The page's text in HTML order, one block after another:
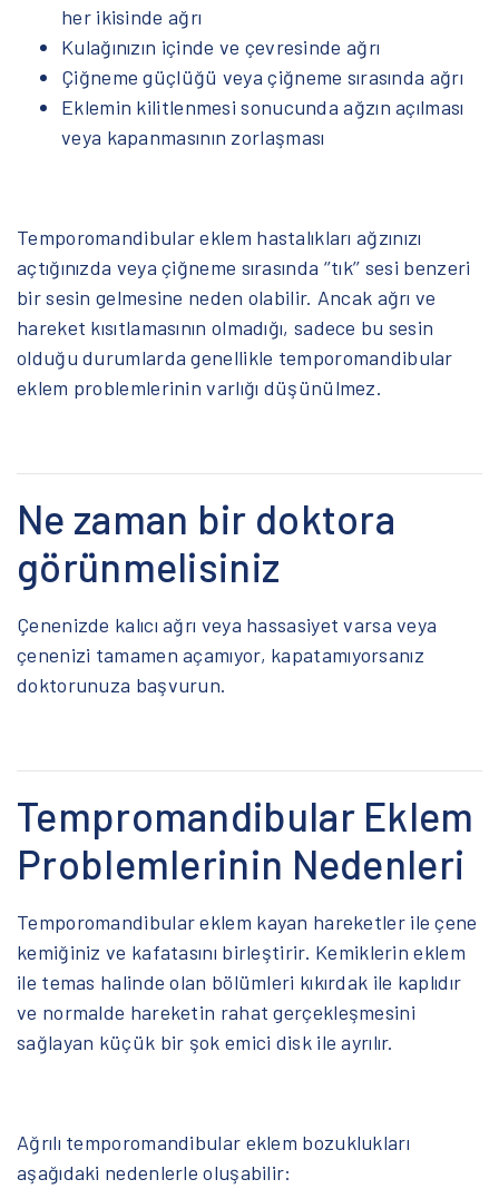
her ikisinde ağrı
Kulağınızın içinde ve çevresinde ağrı
Çiğneme güçlüğü veya çiğneme sırasında ağrı
Eklemin kilitlenmesi sonucunda ağzın açılması
veya kapanmasının zorlaşması
Temporomandibular eklem hastalıkları ağzınızı
açtığınızda veya çiğneme sırasında ‘’tık’’ sesi benzeri
bir sesin gelmesine neden olabilir. Ancak ağrı ve
hareket kısıtlamasının olmadığı, sadece bu sesin
olduğu durumlarda genellikle temporomandibular
eklem problemlerinin varlığı düşünülmez.
Ne zaman bir doktora
görünmelisiniz
Çenenizde kalıcı ağrı veya hassasiyet varsa veya
çenenizi tamamen açamıyor, kapatamıyorsanız
doktorunuza başvurun.
Tempromandibular Eklem
Problemlerinin Nedenleri
Temporomandibular eklem kayan hareketler ile çene
kemiğiniz ve kafatasını birleştirir. Kemiklerin eklem
ile temas halinde olan bölümleri kıkırdak ile kaplıdır
ve normalde hareketin rahat gerçekleşmesini
sağlayan küçük bir şok emici disk ile ayrılır.
Ağrılı temporomandibular eklem bozuklukları
aşağıdaki nedenlerle oluşabilir: